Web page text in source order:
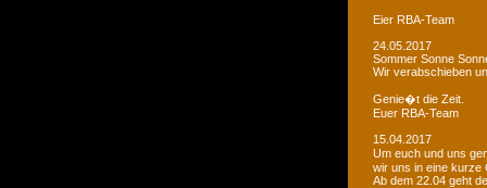
Eier RBA-Team
24.05.2017
Sommer Sonne
Wir verabschieben
Genie�t die Zeit.
Euer RBA-Team
15.04.2017
Um euch und uns
wir uns in eine kurze
Ab dem 22.04 geht